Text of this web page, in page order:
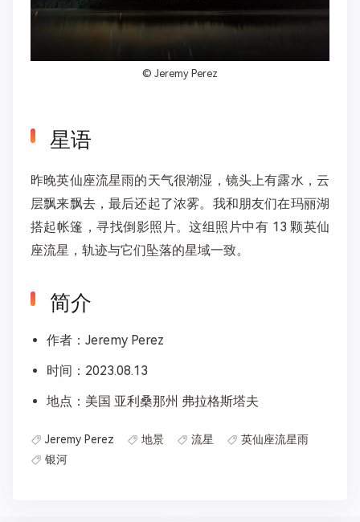
© Jeremy Perez
星语
昨晚英仙座流星雨的天气很潮湿，镜头上有露水，云
层飘来飘去，最后还起了浓雾。我和朋友们在玛丽湖
搭起帐篷，寻找倒影照片。这组照片中有 13 颗英仙
座流星，轨迹与它们坠落的星域一致。
简介
作者：Jeremy Perez
时间：2023.08.13
地点：美国 亚利桑那州 弗拉格斯塔夫
Jeremy Perez 地景 流星
英仙座流星雨
银河